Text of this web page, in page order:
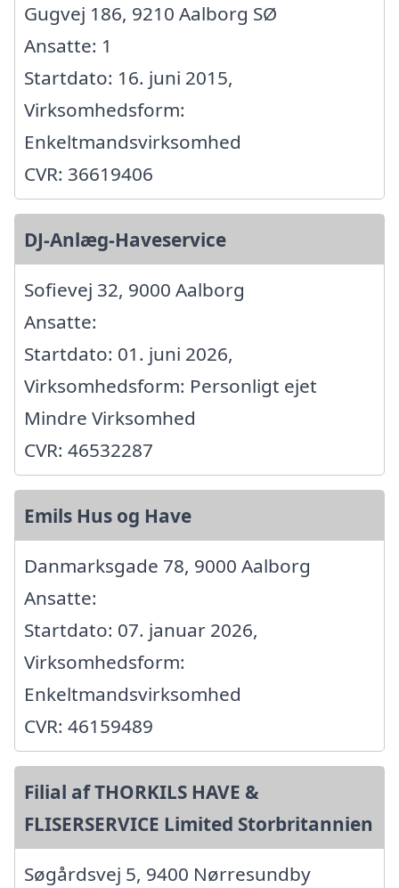
Gugvej 186, 9210 Aalborg SØ
Ansatte: 1
Startdato: 16. juni 2015,
Virksomhedsform:
Enkeltmandsvirksomhed
CVR: 36619406
DJ-Anlæg-Haveservice
Sofievej 32, 9000 Aalborg
Ansatte:
Startdato: 01. juni 2026,
Virksomhedsform: Personligt ejet
Mindre Virksomhed
CVR: 46532287
Emils Hus og Have
Danmarksgade 78, 9000 Aalborg
Ansatte:
Startdato: 07. januar 2026,
Virksomhedsform:
Enkeltmandsvirksomhed
CVR: 46159489
Filial af THORKILS HAVE &
FLISERSERVICE Limited Storbritannien
Søgårdsvej 5, 9400 Nørresundby